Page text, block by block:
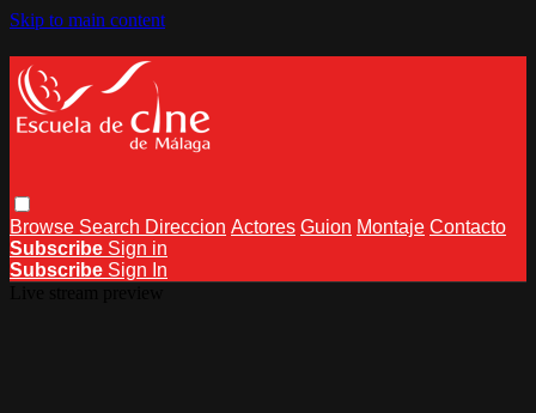
Skip to main content
Browse Search Direccion Actores Guion Montaje Contacto
Subscribe Sign in
Subscribe Sign In